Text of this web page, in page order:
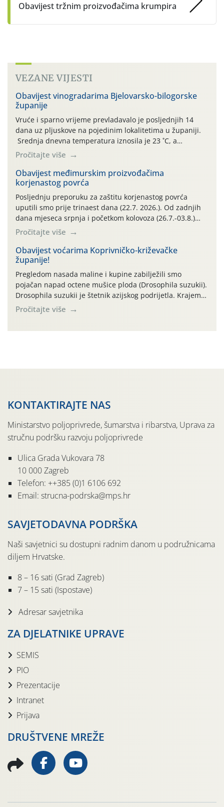
Obavijest tržnim proizvođačima krumpira
VEZANE VIJESTI
Obavijest vinogradarima Bjelovarsko-bilogorske
županije
Vruće i sparno vrijeme prevladavalo je posljednjih 14
dana uz pljuskove na pojedinim lokalitetima u županiji.
Srednja dnevna temperatura iznosila je 23 ˚C, a
maksimalne su posljednjih dana dosezale do 35 ˚C.
Simptome plamenjače vinove loze (Plasmoparas
viticola) vidljivi su na zapercima i vršnom mladom lišću.
Kako bi i dalje održali zdravu lisnu masu u zaštiti je
moguće […]
Pročitajte više
Obavijest međimurskim proizvođačima
korjenastog povrća
Posljednju preporuku za zaštitu korjenastog povrća
uputili smo prije trinaest dana (22.7. 2026.). Od zadnjih
dana mjeseca srpnja i početkom kolovoza (26.7.-03.8.)
traje izuzetno nepovoljno meteorološko razdoblje za rast
i razvoj korjenastog povrća: najviše dnevne temperature
zraka zadnjih su devet dana u rasponu 30,7°-38,0°C!
Drugi ovogodišnji “toplinski udar” naročito je izražen
zadnja četiri dana (31.7.-03.8.), […]
Pročitajte više
Obavijest voćarima Koprivničko-križevačke
županije!
Pregledom nasada maline i kupine zabilježili smo
pojačan napad octene mušice ploda (Drosophila suzukii).
Drosophila suzukii je štetnik azijskog podrijetla. Krajem
2010. godine prvi puta je registriran u Hrvatskoj, a u
rujnu 2016. godine na našem su području zabilježene
Pročitajte više
KONTAKTIRAJTE NAS
Ministarstvo poljoprivrede, šumarstva i ribarstva, Uprava za
stručnu podršku razvoju poljoprivrede
Ulica Grada Vukovara 78
10 000 Zagreb
Telefon: ++385 (0)1 6106 692
Email: strucna-podrska@mps.hr
SAVJETODAVNA PODRŠKA
Naši savjetnici su dostupni radnim danom u podružnicama
diljem Hrvatske.
8 – 16 sati (Grad Zagreb)
7 – 15 sati (Ispostave)
Adresar savjetnika
ZA DJELATNIKE UPRAVE
SEMIS
PIO
Prezentacije
Intranet
Prijava
DRUŠTVENE MREŽE